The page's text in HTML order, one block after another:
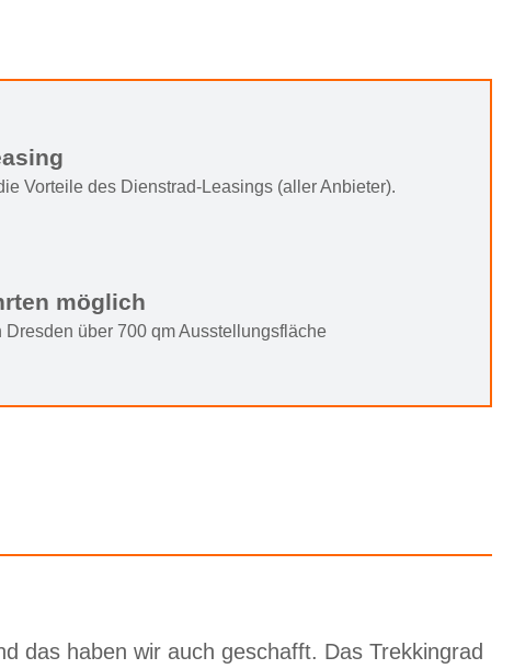
Vorteile des Dienstrad-Leasings (aller Anbieter).
möglich
Dresden über 700 qm Ausstellungsfläche
das haben wir auch geschafft. Das Trekkingrad